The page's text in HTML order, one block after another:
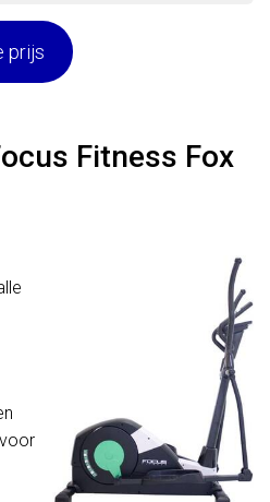
prijs
Fitness Fox